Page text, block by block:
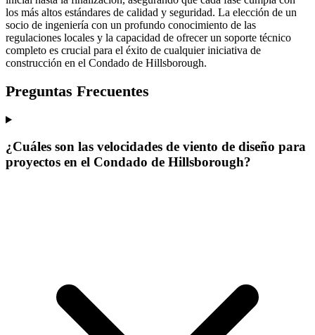
los más altos estándares de calidad y seguridad. La elección de un
socio de ingeniería con un profundo conocimiento de las
regulaciones locales y la capacidad de ofrecer un soporte técnico
completo es crucial para el éxito de cualquier iniciativa de
construcción en el Condado de Hillsborough.
Preguntas Frecuentes
¿Cuáles son las velocidades de viento de diseño para
proyectos en el Condado de Hillsborough?